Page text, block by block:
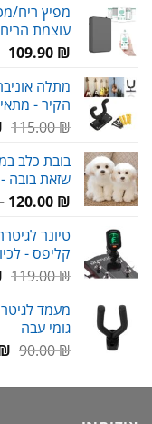
מפיץ ריח/
עוצמת
109.90 ₪
מתלה
הקיר -
115.00₪
בובת כלב
שזאת בובה -
120.00 ₪
טיונר
קליפס -
119.00₪
מעמד
גומי עבה
90.00₪